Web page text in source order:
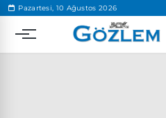
Pazartesi, 10 Ağustos 2026